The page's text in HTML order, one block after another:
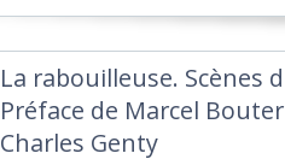
‎La rabouilleuse. Scènes
Préface de Marcel
Charles Genty‎